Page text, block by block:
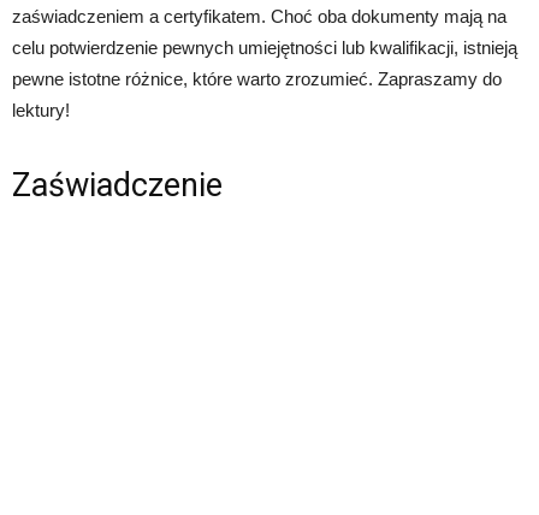
zaświadczeniem a certyfikatem. Choć oba dokumenty mają na
celu potwierdzenie pewnych umiejętności lub kwalifikacji, istnieją
pewne istotne różnice, które warto zrozumieć. Zapraszamy do
lektury!
Zaświadczenie